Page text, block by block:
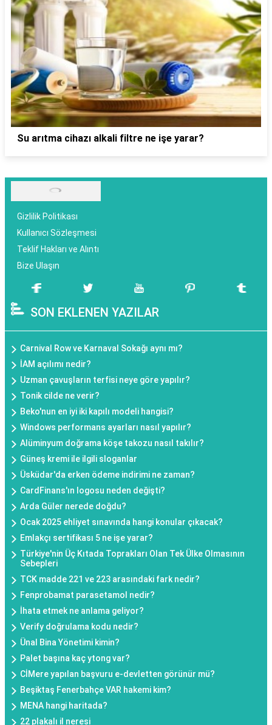
Su arıtma cihazı alkali filtre ne işe yarar?
Gizlilik Politikası
Kullanıcı Sözleşmesi
Teklif Hakları ve Alıntı
Bize Ulaşın
SON EKLENEN YAZILAR
Carnival Row ve Karnaval Sokağı aynı mı?
İAM açılımı nedir?
Uzman çavuşların terfisi neye göre yapılır?
Tonik cilde ne verir?
Beko'nun en iyi iki kapılı modeli hangisi?
Windows performans ayarları nasıl yapılır?
Alüminyum doğrama köşe takozu nasıl takılır?
Güneş kremi ile ilgili sloganlar
Üsküdar'da erken ödeme indirimi ne zaman?
CardFinans'ın logosu neden değişti?
Arda Güler nerede doğdu?
Ocak 2025 ehliyet sınavında hangi konular çıkacak?
Emlakçı sertifikası 5 ne işe yarar?
Türkiye'nin Üç Kıtada Toprakları Olan Tek Ülke Olmasının
Sebepleri
TCK madde 221 ve 223 arasındaki fark nedir?
Fenprobamat parasetamol nedir?
İhata etmek ne anlama geliyor?
Verify doğrulama kodu nedir?
Ünal Bina Yönetimi kimin?
Palet başına kaç ytong var?
CİMere yapılan başvuru e-devletten görünür mü?
Beşiktaş Fenerbahçe VAR hakemi kim?
MENA hangi haritada?
22 plakalı il neresi